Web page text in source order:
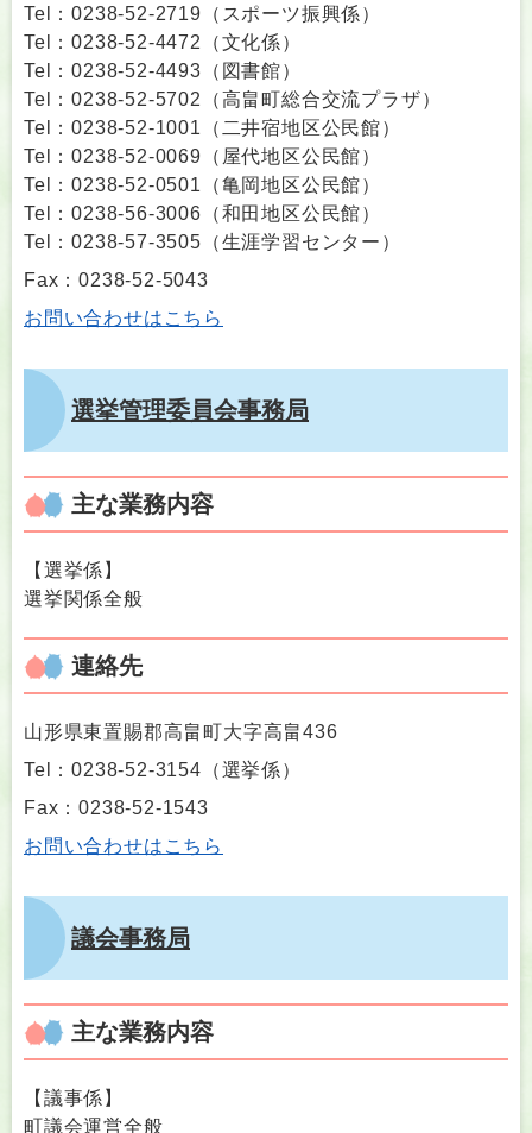
Tel：0238-52-2719 （ スポーツ振興係）
Tel：0238-52-4472
（文化係）
Tel：0238-52-4493 （ 図書館）
Tel：0238-52-5702
（高畠町総合交流プラザ）
Tel：0238-52-1001
（ 二井宿地区公民館）
Tel：0238-52-0069 （ 屋代地区公民館）
Tel：0238-52-0501
（亀岡地区公民館）
Tel：0238-56-3006 （和田地区公民館）
Tel：0238-57-3505 （生涯学習センター ）
Fax：0238-52-5043
お問い合わせはこちら
選挙管理委員会事務局
主な業務内容
【選挙係】
選挙関係全般
連絡先
山形県東置賜郡高畠町大字高畠436
Tel：0238-52-3154 （選挙係）
Fax：0238-52-1543
お問い合わせはこちら
議会事務局
主な業務内容
【議事係】
町議会運営全般